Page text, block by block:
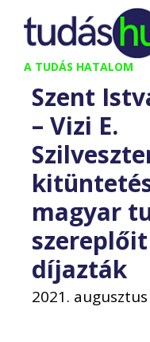
Kilépés
tartalomba
A TUDÁS HATALOM
Szent
– Vizi E.
magyar
díjazták
2021. augusztus